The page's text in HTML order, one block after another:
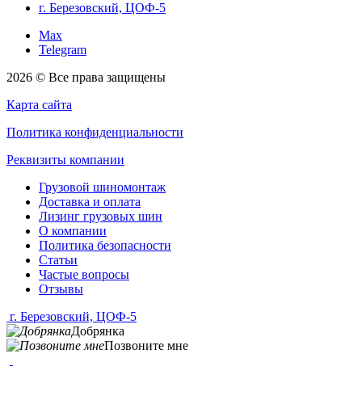
г. Березовский, ЦОФ-5
Max
Telegram
2026 © Все права защищены
Карта сайта
Политика конфиденциальности
Реквизиты компании
Грузовой шиномонтаж
Доставка и оплата
Лизинг грузовых шин
О компании
Политика безопасности
Статьи
Частые вопросы
Отзывы
г. Березовский, ЦОФ-5
Добрянка
Позвоните мне